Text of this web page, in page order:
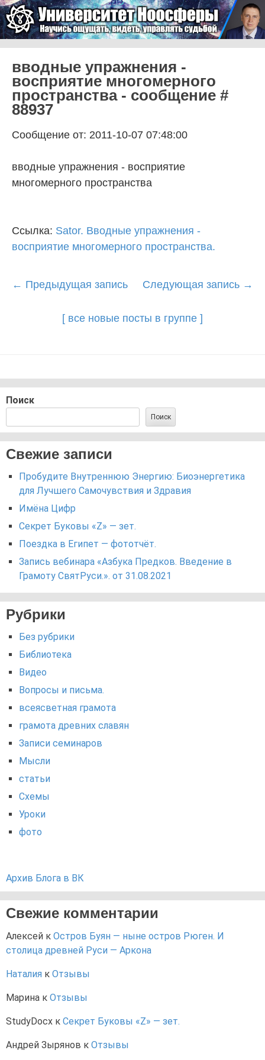
Университет Ноосферы
вводные упражнения -
восприятие многомерного
пространства - сообщение #
88937
Сообщение от: 2011-10-07 07:48:00
вводные упражнения - восприятие
многомерного пространства
Ссылка: Sator. Вводные упражнения -
восприятие многомерного пространства.
Post
← Предыдущая запись Следующая запись →
[ все новые посты в группе ]
Поиск
Поиск
Свежие записи
Пробудите Внутреннюю Энергию: Биоэнергетика
для Лучшего Самочувствия и Здравия
Имёна Цифр
Секрет Буковы «Z» — зет.
Поездка в Египет — фототчёт.
Запись вебинара «Азбука Предков. Введение в
Грамоту СвятРуси.». от 31.08.2021
Рубрики
Без рубрики
Библиотека
Видео
Вопросы и письма.
всеясветная грамота
грамота древних славян
Записи семинаров
Мысли
статьи
Схемы
Уроки
фото
Архив Блога в ВК
Свежие комментарии
Алексей к Остров Буян — ныне остров Рюген. И
столица древней Руси — Аркона
Наталия к Отзывы
Марина к Отзывы
StudyDocx к Секрет Буковы «Z» — зет.
Андрей Зырянов к Отзывы